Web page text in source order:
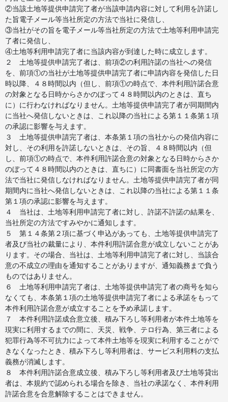
②当該土地等提供申請完了者が当該申請内容に対して利用を許諾し
た旨電子メール等当社所定の方法で当社に発信し、
③当社がその旨を電子メール等当社所定の方法で土地等利用申請完
了者に発信し、
④土地等利用申請完了者に当該内容が到達した時に成立します。
２ 土地等提供申請完了者は、前項②の利用許諾の当社への発信
を、前項①の当社が土地等提供申請完了者に申請内容を発信した日
時以降、４８時間以内（但し、前項①の時点で、本件利用許諾合意
の対象となる日時からさかのぼって４８時間以内のときは、直ち
に）に行わなければなりません。土地等提供申請完了者が同期間内
に当社へ発信しないときは、これ以降の当社による第１１条第１項
の承認に影響を与えます。
３ 土地等提供申請完了者は、本条第１項の当社からの発信内容に
対し、その利用を許諾しないときは、その旨、４８時間以内（但
し、前項①の時点で、本件利用許諾合意の対象となる日時からさか
のぼって４８時間以内のときは、直ちに）に同書面を当社所定の方
法で当社に発信しなければなりません。土地等提供申請完了者が同
期間内に当社へ発信しないときは、これ以降の当社による第１１条
第１項の承認に影響を与えます。
４ 当社は、土地等利用申請完了者に対し、許諾不許諾の結果を、
当社所定の方法ですみやかに通知します。
５ 第１４条第２項に基づく申込があっても、土地等提供申請完了
者及び当社の裁量により、本件利用許諾合意が成立しないことがあ
ります。その場合、当社は、土地等利用申請完了者に対し、当該合
意の不成立の理由を通知することがありますが、通知義務まで負う
ものではありません。
６ 土地等利用申請完了者は、土地等提供申請完了者の商号を知ら
なくても、本条第１項の土地等提供申請完了者による承諾をもって
本件利用許諾合意が成立することを予め承諾します。
７ 本件利用許諾成合意立後、積み下ろし等利用者が本件土地等を
現実に利用するまでの間に、天災、戦争、テロ行為、第三者による
犯罪行為等不可抗力によって本件土地等を現実に利用することがで
きなくなったとき、積み下ろし等利用者は、サービス利用料の支払
義務が消滅します。
８ 本件利用許諾合意成立後、積み下ろし等利用者及び土地等貸出
者は、本規約で認められる場合を除き、当社の承諾なく、本件利用
許諾合意を合意解除することはできません。